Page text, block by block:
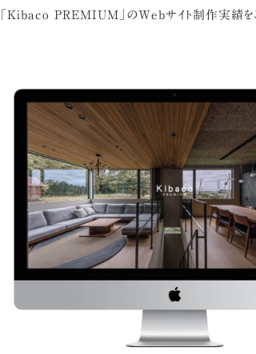
「Kibaco PREMIUM」のWebサイト制作実績を